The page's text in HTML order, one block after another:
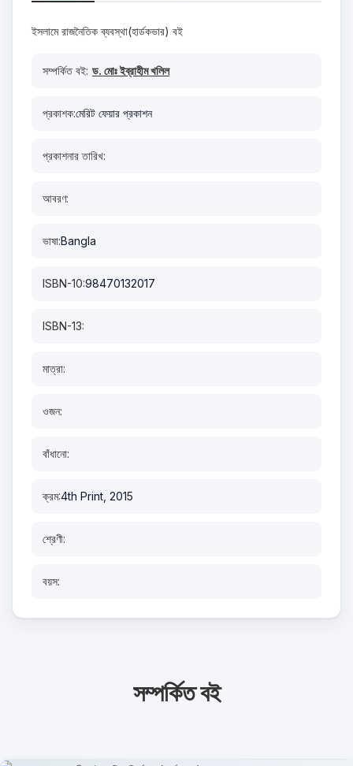
ইসলামে রাজনৈতিক ব্যবস্থা(হার্ডকভার) বই
সম্পর্কিত বই: ড. মোঃ ইব্রাহীম খলিল
প্রকাশক:মেরিট ফেয়ার প্রকাশন
প্রকাশনার তারিখ:
আবরণ:
ভাষা:Bangla
ISBN-10:98470132017
ISBN-13:
মাত্রা:
ওজন:
বাঁধানো:
ক্রম:4th Print, 2015
শ্রেণী:
বয়স:
সম্পর্কিত বই